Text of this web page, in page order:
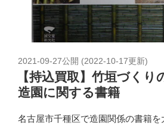
2021-09-27公開 (2022-10-17更新)
【持込買取】竹垣づくり
造園に関する書籍
名古屋市千種区で造園関係の書籍を